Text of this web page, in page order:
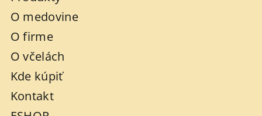
O medovine
O firme
O včelách
Kde kúpiť
Kontakt